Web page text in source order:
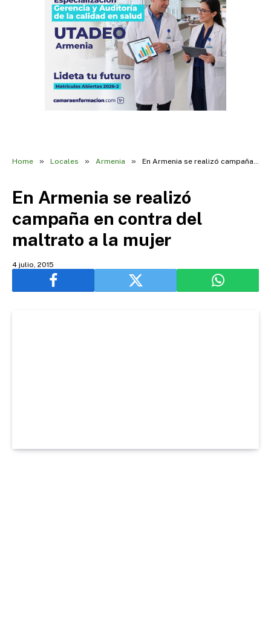
Home » Locales » Armenia » En Armenia se realizó campaña en contra del maltrato a la mujer
En Armenia se realizó
campaña en contra del
maltrato a la mujer
4 julio, 2015